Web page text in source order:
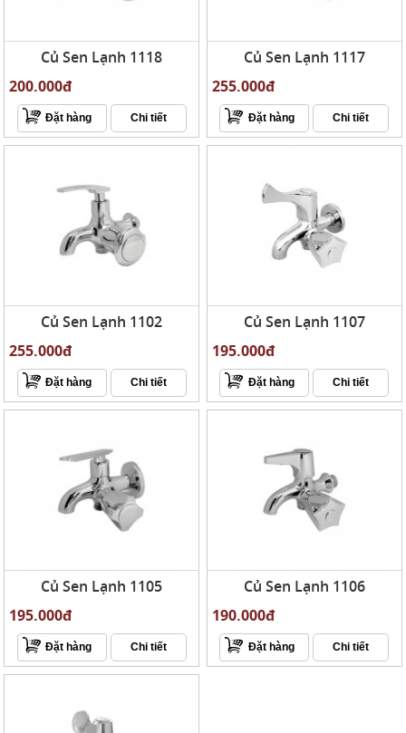
Củ Sen Lạnh 1118
200.000đ
Đặt hàng Chi tiết
Củ Sen Lạnh 1117
255.000đ
Đặt hàng Chi tiết
Củ Sen Lạnh 1102
255.000đ
Đặt hàng Chi tiết
Củ Sen Lạnh 1107
195.000đ
Đặt hàng Chi tiết
Củ Sen Lạnh 1105
195.000đ
Đặt hàng Chi tiết
Củ Sen Lạnh 1106
190.000đ
Đặt hàng Chi tiết